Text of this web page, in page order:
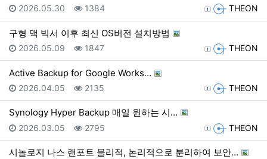
등록자 THEON
등록일
2026.05.30 조회
1384
구형 맥 빅서 이후 최신 OS버전 설치방법
등록자 THEON
등록일
2026.05.09 조회
1847
Active Backup for Google Works…
등록자 THEON
등록일
2026.04.05 조회
2135
Synology Hyper Backup 매일 원하는 시…
등록자 THEON
등록일
2026.03.05 조회
2795
시놀로지 나스 랜포트 물리적, 논리적으로 분리하여 보안…